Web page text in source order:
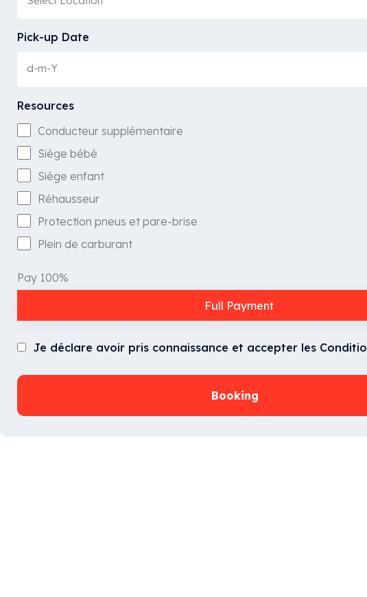
Pick-up Date
Resources
Conducteur supplémentaire
Siège bébé
Siège enfant
Réhausseur
Protection pneus et pare-brise
Plein de carburant
Pay 100%
Full Payment
Je déclare avoir pris connaissance et accepter les
Booking